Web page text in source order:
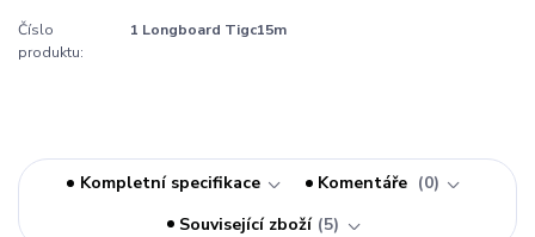
Číslo
produktu:
1 Longboard Tigc15m
Kompletní specifikace Komentáře
0
Související zboží 5